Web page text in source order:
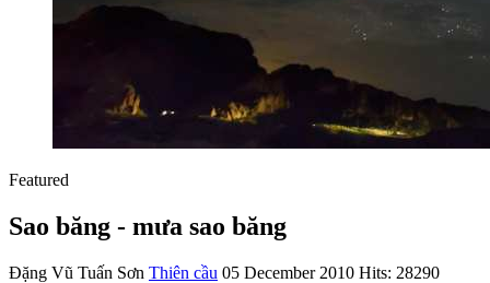
Featured
Sao băng - mưa sao băng
Đặng Vũ Tuấn Sơn Thiên cầu 05 December 2010 Hits: 28290